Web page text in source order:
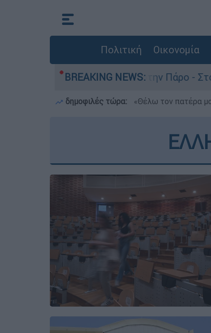
Πολιτική Οικονομία
BREAKING NEWS:
του 4χρονου στην Πάρο - Στο
δημοφιλές τώρα: «Θέλω τον πατέρα